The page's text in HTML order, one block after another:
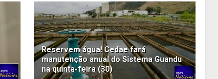
Reservem água! Cedae fará
manutenção anual do Sistema Guandu
na quinta-feira (30)